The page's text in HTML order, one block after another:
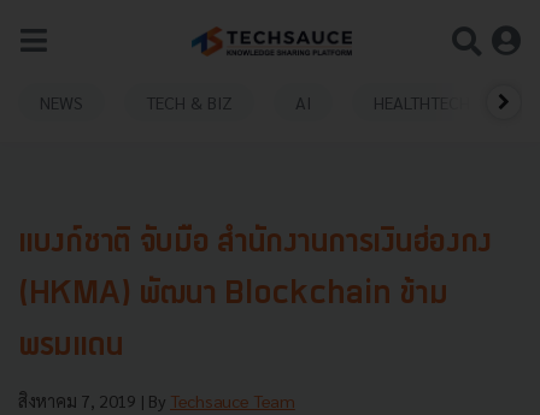
NEWS TECH & BIZ AI HEALTHTECH
แบงก์ชาติ จับมือ สำนักงานการเงินฮ่องกง
(HKMA) พัฒนา Blockchain ข้าม
พรมแดน
สิงหาคม 7, 2019 | By Techsauce Team